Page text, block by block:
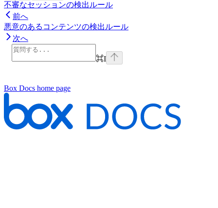
不審なセッションの検出ルール
前へ
悪意のあるコンテンツの検出ルール
次へ
⌘I
Box Docs home page